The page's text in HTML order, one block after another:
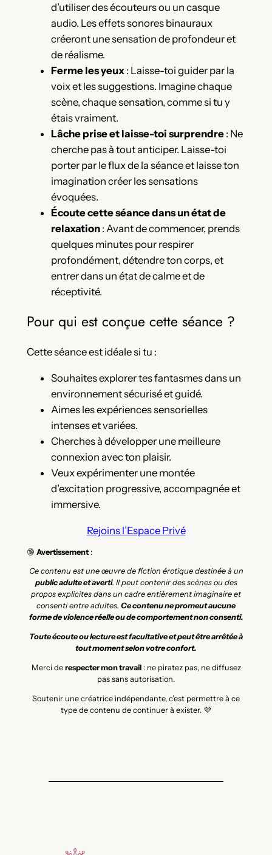
d’utiliser des écouteurs ou un casque
audio. Les effets sonores binauraux
créeront une sensation de profondeur et
de réalisme.
Ferme les yeux: Laisse-toi guider par la
voix et les suggestions. Imagine chaque
scène, chaque sensation, comme si tu y
étais vraiment.
Lâche prise et laisse-toi surprendre: Ne
cherche pas à tout anticiper. Laisse-toi
porter par le flux de la séance et laisse ton
imagination créer les sensations
évoquées.
Écoute cette séance dans un état de
relaxation: Avant de commencer, prends
quelques minutes pour respirer
profondément, détendre ton corps, et
entrer dans un état de calme et de
réceptivité.
Pour qui est conçue cette séance ?
Cette séance est idéale si tu :
Souhaites explorer tes fantasmes dans un
environnement sécurisé et guidé.
Aimes les expériences sensorielles
intenses et variées.
Cherches à développer une meilleure
connexion avec ton plaisir.
Veux expérimenter une montée
d’excitation progressive, accompagnée et
immersive.
Rejoins l’Espace Privé
🔞 Avertissement:
Ce contenu est une œuvre de fiction érotique destinée à un
public adulte et averti. Il peut contenir des scènes ou des
propos explicites dans un cadre entièrement imaginaire et
consenti entre adultes. Ce contenu ne promeut aucune
forme de violence réelle ou de comportement non consenti.
Toute écoute ou lecture est facultative et peut être arrêtée à
tout moment selon votre confort.
Merci de respecter mon travail: ne piratez pas, ne diffusez
pas sans autorisation.
Soutenir une créatrice indépendante, c’est permettre à ce
type de contenu de continuer à exister. 💜